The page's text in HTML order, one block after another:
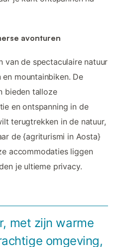
avonturen
van de spectaculaire natuur
mountainbiken. De
bieden talloze
en ontspanning in de
terugtrekken in de natuur,
de {agriturismi in Aosta}
accommodaties liggen
je ultieme privacy.
met zijn warme
omgeving,